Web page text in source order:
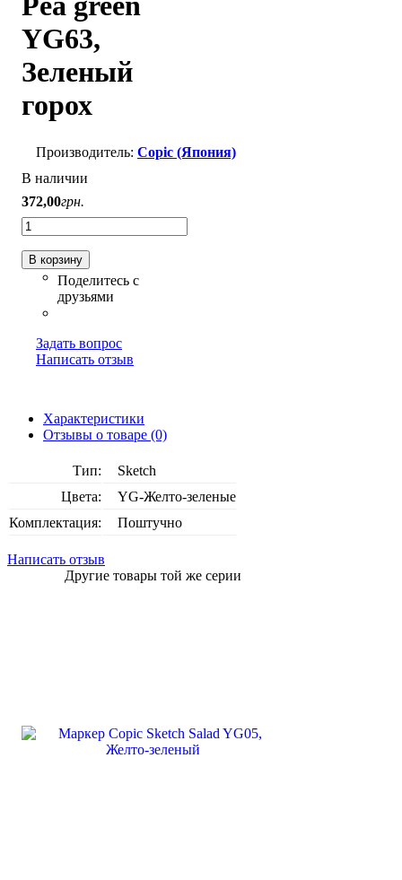
YG63,
Зеленый
горох
Copic (Япония)
В наличии
372,00грн.
В корзину
Задать вопрос
Написать отзыв
Характеристики
Отзывы о товаре (0)
Тип:
Sketch
Цвета:
YG-Желто-зеленые
Комплектация:
Поштучно
Написать отзыв
Другие товары той же серии